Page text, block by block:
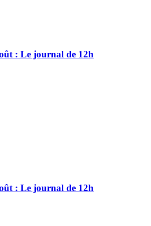
: Le journal de 12h
: Le journal de 12h